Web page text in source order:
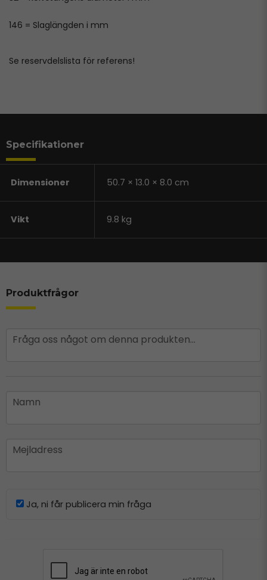
146 = Slaglängden i mm
Se reservdelslista för referens!
Specifikationer
Dimensioner 50.7 × 13.0 × 8.0 cm
Vikt 9.8 kg
Produktfrågor
question
Fråga oss något om denna produkten...
name
Namn
email
Mejladress
Ja, ni får publicera min fråga